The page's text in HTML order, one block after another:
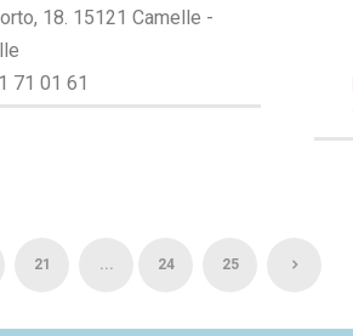
18. 15121 Camelle -
71 01 61
21 ... 24 25